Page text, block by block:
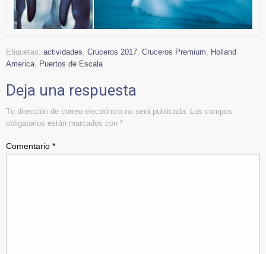
Etiquetas: actividades Cruceros 2017 Cruceros Premium
Holland
America
Puertos de Escala
Deja una respuesta
Tu dirección de correo electrónico no será publicada.
Los campos
obligatorios están marcados con *
Comentario *